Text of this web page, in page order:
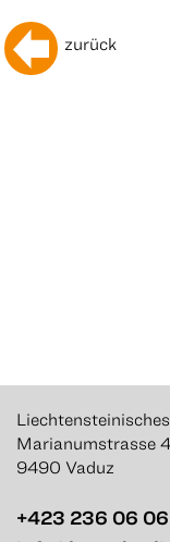
zurück
Marianumstrasse
9490 Vaduz
+423 236 06 06